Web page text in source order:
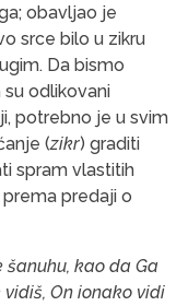
obavljao je
srce bilo u zikru
Da bismo
odlikovani
potrebno je u svim
(zikr) graditi
spram vlastitih
predaji o
kao da Ga
On ionako vidi